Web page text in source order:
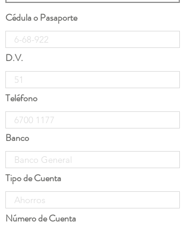
Cédula o Pasaporte
D.V.
Teléfono
Banco
Tipo de Cuenta
Número de Cuenta